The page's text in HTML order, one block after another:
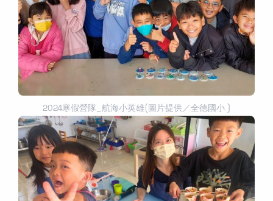
2024寒假營隊_航海小英雄(圖片提供／全德國小 )